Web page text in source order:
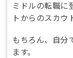
ミドルの転職に
トからのスカウ
もちろん、自分
ます。